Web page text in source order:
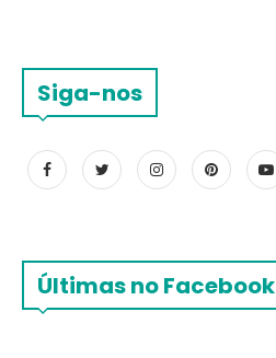
Siga-nos
Últimas no Facebook